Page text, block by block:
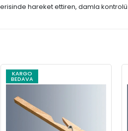
hareket ettiren, damla
KARGO
BEDAVA